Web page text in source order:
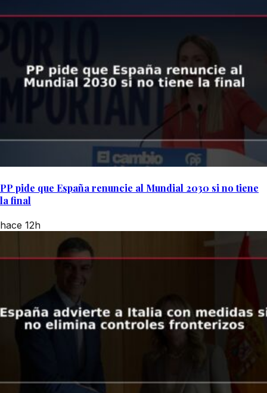
PP pide que España renuncie al Mundial 2030 si no tiene
la final
hace 12h